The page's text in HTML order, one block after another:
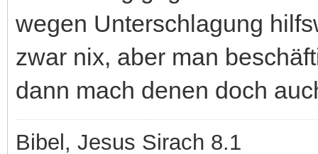
wegen Unterschlagung
zwar nix, aber man
dann mach denen doch
Bibel, Jesus Sirach 8.1